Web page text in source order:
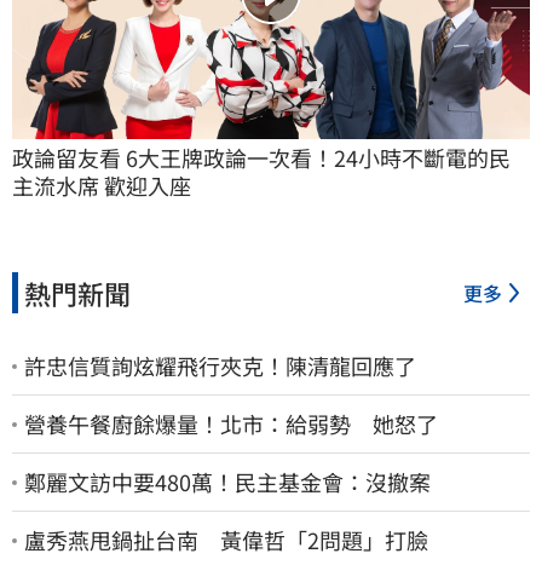
政論留友看 6大王牌政論一次看！24小時不斷電的民
主流水席 歡迎入座
熱門新聞 更多
許忠信質詢炫耀飛行夾克！陳清龍回應了
營養午餐廚餘爆量！北市：給弱勢 她怒了
鄭麗文訪中要480萬！民主基金會：沒撤案
盧秀燕甩鍋扯台南 黃偉哲「2問題」打臉